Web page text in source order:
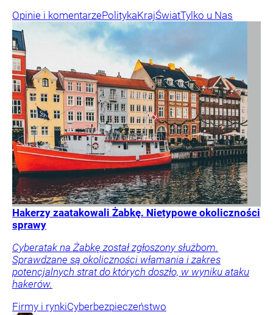
Opinie i komentarzePolitykaKrajŚwiatTylko u Nas
Hakerzy zaatakowali Żabkę. Nietypowe okoliczności
sprawy
Cyberatak na Żabkę został zgłoszony służbom.
Sprawdzane są okoliczności włamania i zakres
potencjalnych strat do których doszło, w wyniku ataku
hakerów.
Firmy i rynkiCyberbezpieczeństwo